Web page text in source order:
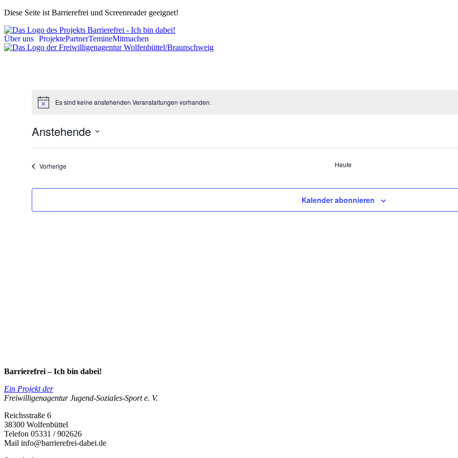
Diese Seite ist Barrierefrei und Screenreader geeignet!
Über uns ProjektePartnerTemineMitmachen
Es sind keine anstehenden Veranstaltungen vorhanden.
Anstehende
VorherigeVeranstaltungen Heute
Kalender abonnieren
Barrierefrei – Ich bin dabei!
Ein Projekt der
Freiwilligenagentur Jugend-Soziales-Sport e. V.
Reichsstraße 6
38300 Wolfenbüttel
Telefon 05331 / 902626
Mail info@barrierefrei-dabei.de